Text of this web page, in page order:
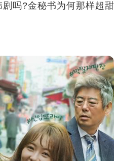
吗?金秘书为何那样超甜